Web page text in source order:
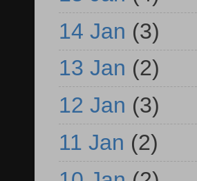
14 Jan (3)
13 Jan (2)
12 Jan (3)
11 Jan (2)